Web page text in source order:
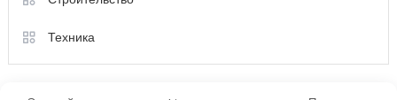
Техника